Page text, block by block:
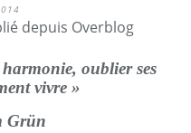
depuis Overblog
oublier ses
vivre »
Grün